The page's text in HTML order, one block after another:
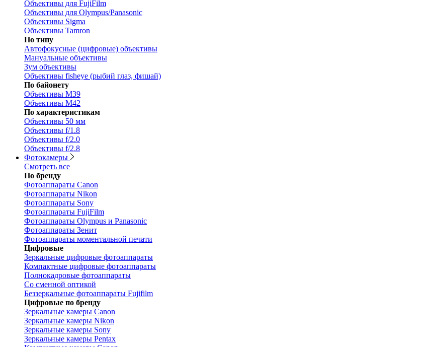
Объективы для FujiFilm
Объективы для Olympus/Panasonic
Объективы Sigma
Объективы Tamron
По типу
Автофокусные (цифровые) объективы
Мануальные объективы
Зум объективы
Объективы fisheye (рыбий глаз, фишай)
По байонету
Объективы M39
Объективы M42
По характеристикам
Объективы 50 мм
Объективы f/1.8
Объективы f/2.0
Объективы f/2.8
Фотокамеры
Смотреть все
По бренду
Фотоаппараты Canon
Фотоаппараты Nikon
Фотоаппараты Sony
Фотоаппараты FujiFilm
Фотоаппараты Olympus и Panasonic
Фотоаппараты Зенит
Фотоаппараты моментальной печати
Цифровые
Зеркальные цифровые фотоаппараты
Компактные цифровые фотоаппараты
Полнокадровые фотоаппараты
Со сменной оптикой
Беззеркальные фотоаппараты Fujifilm
Цифровые по бренду
Зеркальные камеры Canon
Зеркальные камеры Nikon
Зеркальные камеры Sony
Зеркальные камеры Pentax